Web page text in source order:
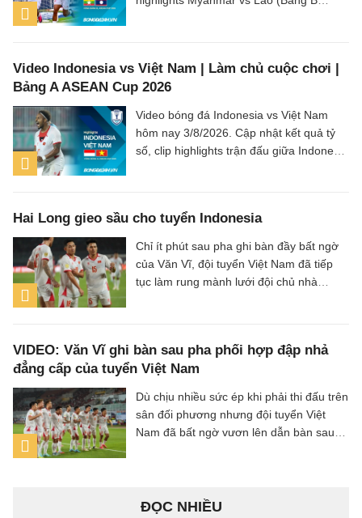
Video Indonesia vs Việt Nam | Làm chủ cuộc chơi |
Bảng A ASEAN Cup 2026
Video bóng đá Indonesia vs Việt Nam
hôm nay 3/8/2026. Cập nhật kết quả tỷ
số, clip highlights trận đấu giữa Indonesia
Hai Long gieo sầu cho tuyển Indonesia
Chỉ ít phút sau pha ghi bàn đầy bất ngờ
của Văn Vĩ, đội tuyển Việt Nam đã tiếp
tục làm rung mành lưới đội chủ nhà
VIDEO: Văn Vĩ ghi bàn sau pha phối hợp đập nhả
đẳng cấp của tuyển Việt Nam
Dù chịu nhiều sức ép khi phải thi đấu trên
sân đối phương nhưng đội tuyển Việt
Nam đã bất ngờ vươn lên dẫn bàn sau
ĐỌC NHIỀU